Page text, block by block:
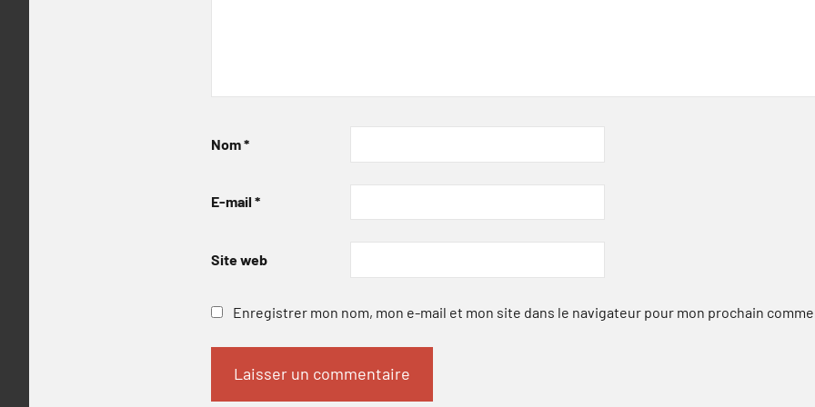
Nom*
E-mail *
Site web
Enregistrer mon nom, mon e-mail et mon site dans le navigateur pour mon prochain